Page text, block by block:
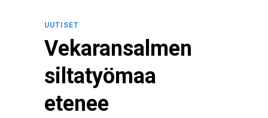
UUTISET
Vekaransalmen
siltatyömaa
etenee